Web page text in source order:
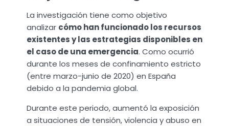
La investigación tiene como objetivo
analizar cómo han funcionado los recursos
existentes y las estrategias disponibles en
el caso de una emergencia. Como ocurrió
durante los meses de confinamiento estricto
(entre marzo-junio de 2020) en España
debido a la pandemia global.
Durante este periodo, aumentó la exposición
a situaciones de tensión, violencia y abuso en